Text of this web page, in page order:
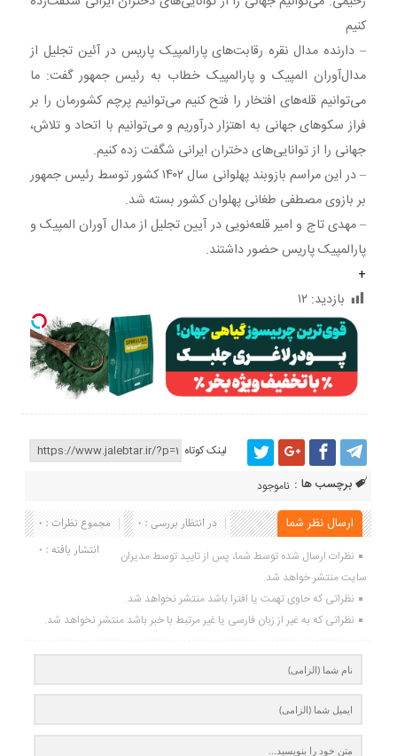
کنیم
– دارنده مدال نقره رقابت‌های پارالمپیک پاریس در آئین تجلیل از
مدال‌آوران المپیک و پارالمپیک خطاب به رئیس جمهور گفت: ما
می‌توانیم قله‌های افتخار را فتح کنیم می‌توانیم پرچم کشورمان را بر
فراز سکو‌های جهانی به اهتزار درآوریم و می‌توانیم با اتحاد و تلاش،
جهانی را از توانایی‌های دختران ایرانی شگفت زده کنیم.
– در این مراسم بازوبند پهلوانی سال ۱۴۰۲ کشور توسط رئیس جمهور
بر بازوی مصطفی طغانی پهلوان کشور بسته شد.
– مهدی تاج و امیر قلعه‌نویی در آیین تجلیل از مدال آوران المپیک و
پارالمپیک پاریس حضور داشتند.
+
بازدید: ۱۲
لینک کوتاه
برچسب ها : ناموجود
ارسال نظر شما مجموع نظرات : 0
در انتظار بررسی : 0
انتشار یافته : 0
نظرات ارسال شده توسط شما، پس از تایید توسط مدیران
سایت منتشر خواهد شد.
نظراتی که حاوی تهمت یا افترا باشد منتشر نخواهد شد.
نظراتی که به غیر از زبان فارسی یا غیر مرتبط با خبر باشد منتشر نخواهد شد.